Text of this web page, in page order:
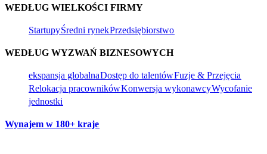
WEDŁUG WIELKOŚCI FIRMY​​
Startupy​​Średni rynek​​Przedsiębiorstwo​​
WEDŁUG WYZWAŃ BIZNESOWYCH​​
ekspansja globalna​​Dostęp do talentów​​Fuzje & Przejęcia​​
Relokacja pracowników​​Konwersja wykonawcy​​Wycofanie
jednostki​​
Wynajem w 180+ kraje​​